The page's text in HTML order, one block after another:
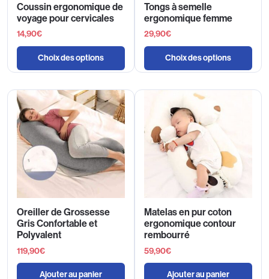
Coussin ergonomique de
voyage pour cervicales
14,90€
Choix des options
Tongs à semelle
ergonomique femme
29,90€
Choix des options
Oreiller de Grossesse
Gris Confortable et
Polyvalent
119,90€
Ajouter au panier
Matelas en pur coton
ergonomique contour
rembourré
59,90€
Ajouter au panier